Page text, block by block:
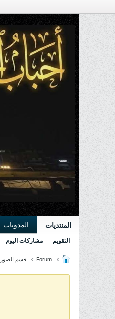
المنتديات المدونات
التقويم مشاركات اليوم
Forum قسم الصور